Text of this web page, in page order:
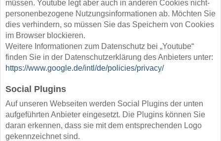
müssen. Youtube legt aber auch in anderen Cookies nicht-
personenbezogene Nutzungsinformationen ab. Möchten Sie
dies verhindern, so müssen Sie das Speichern von Cookies
im Browser blockieren.
Weitere Informationen zum Datenschutz bei „Youtube“
finden Sie in der Datenschutzerklärung des Anbieters unter:
https://www.google.de/intl/de/policies/privacy/
Social Plugins
Auf unseren Webseiten werden Social Plugins der unten
aufgeführten Anbieter eingesetzt. Die Plugins können Sie
daran erkennen, dass sie mit dem entsprechenden Logo
gekennzeichnet sind.